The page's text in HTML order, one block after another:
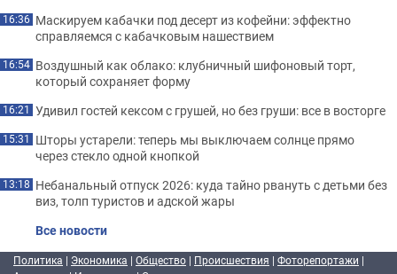
16:36 Маскируем кабачки под десерт из кофейни: эффектно
справляемся с кабачковым нашествием
16:54 Воздушный как облако: клубничный шифоновый торт,
который сохраняет форму
16:21 Удивил гостей кексом с грушей, но без груши: все в восторге
15:31 Шторы устарели: теперь мы выключаем солнце прямо
через стекло одной кнопкой
13:18 Небанальный отпуск 2026: куда тайно рвануть с детьми без
виз, толп туристов и адской жары
Все новости
Политика | Экономика | Общество | Происшествия | Фоторепортажи |